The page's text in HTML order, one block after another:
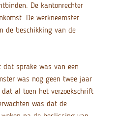
De kantonrechter
De werkneemster
de beschikking van de
dat sprake was van een
was nog geen twee jaar
al toen het verzoekschrift
was dat de